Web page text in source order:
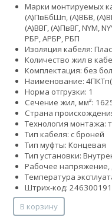
Марки монтируемых
(А)ПвБбШп, (А)ВБВ,
(А)ВВГ, (А)ПвВГ, NYM,
РБР, АРБР, РБП
Изоляция кабеля:
Количество жил в
Комплектация: без
Наименование:
Норма отгрузки: 1
Сечение жил, мм²: 16
Страна
Технология монтажа:
Тип кабеля: с броней
Тип муфты: Концевая
Тип установки:
Рабочее напряжение,
Температура
Штрих-код:
В корзину